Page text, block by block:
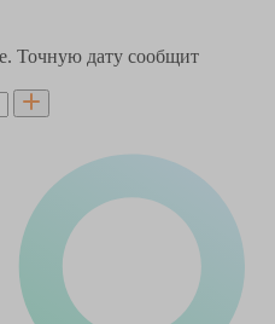
Точную дату сообщит